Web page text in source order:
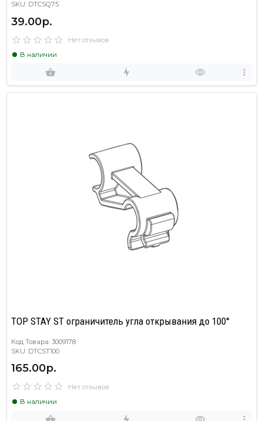
SKU: DTCSQ75
39.00р.
Нет отзывов
В наличии
TOP STAY ST ограничитель угла открывания до 100°
Код Товара: 3009178
SKU: DTCST100
165.00р.
Нет отзывов
В наличии